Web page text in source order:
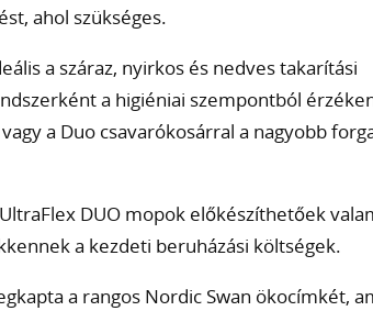
ahol szükséges.
a száraz, nyirkos és nedves takarítási
a higiéniai szempontból
a Duo csavarókosárral a nagyobb
DUO mopok előkészíthetőek
a kezdeti beruházási költségek.
a rangos Nordic Swan ökocímkét,